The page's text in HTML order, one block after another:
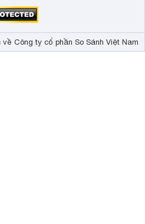
Công ty cổ phần So Sánh Việt Nam